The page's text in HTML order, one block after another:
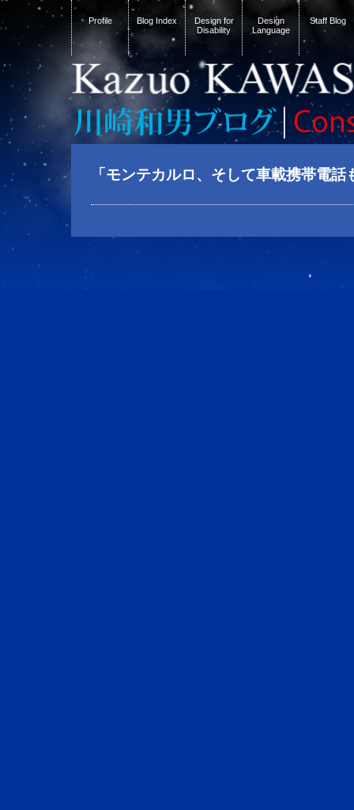
Profile Blog Index
Design for
Disability
Design
Language
Staff Blog
「モンテカルロ、そして車載携帯電